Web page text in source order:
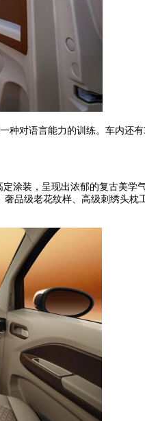
对语言能力的训练。车内还
涂装，呈现出浓郁的复古美学
品级老花纹样、高级刺绣头